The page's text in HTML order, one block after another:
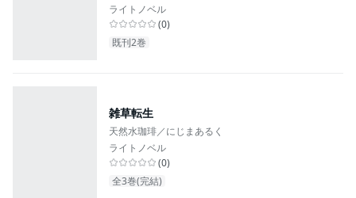
ライトノベル
(0)
既刊2巻
雑草転生
天然水珈琲／にじまあるく
ライトノベル
(0)
全3巻(完結)